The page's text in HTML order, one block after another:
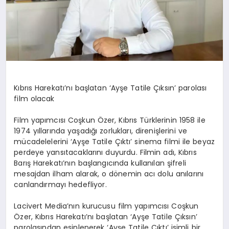
Kıbrıs Harekatı’nı başlatan ‘Ayşe Tatile Çıksın’ parolası
film olacak
Film yapımcısı Coşkun Özer, Kıbrıs Türklerinin 1958 ile
1974 yıllarında yaşadığı zorlukları, direnişlerini ve
mücadelelerini ‘Ayşe Tatile Çıktı’ sinema filmi ile beyaz
perdeye yansıtacaklarını duyurdu. Filmin adı, Kıbrıs
Barış Harekatı’nın başlangıcında kullanılan şifreli
mesajdan ilham alarak, o dönemin acı dolu anılarını
canlandırmayı hedefliyor.
Lacivert Media’nın kurucusu film yapımcısı Coşkun
Özer, Kıbrıs Harekatı’nı başlatan ‘Ayşe Tatile Çıksın’